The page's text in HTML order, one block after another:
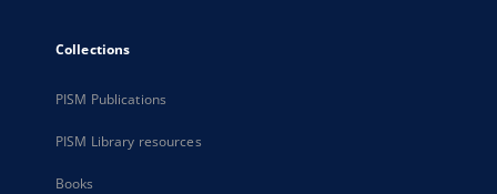
Collections
PISM Publications
PISM Library resources
Books